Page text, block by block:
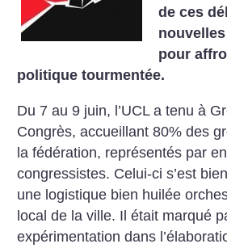
de ces
pour
politique tourmentée.
Du 7 au 9 juin, l’UCL a tenu à
Congrès, accueillant 80% des
la fédération, représentés par
congressistes. Celui-ci s’est
une logistique bien huilée
local de la ville. Il était marqué
expérimentation dans